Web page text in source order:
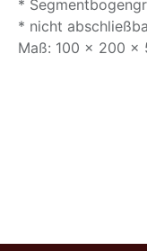
*
* nicht
Maß: 100 x 200 x